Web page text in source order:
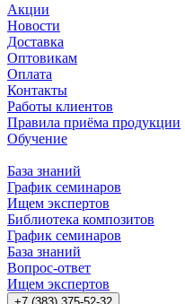
Акции
Новости
Доставка
Оптовикам
Оплата
Контакты
Работы клиентов
Правила приёма продукции
Обучение
База знаний
График семинаров
Ищем экспертов
Библиотека композитов
График семинаров
База знаний
Вопрос-ответ
Ищем экспертов